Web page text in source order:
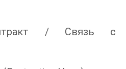
/ Связь с